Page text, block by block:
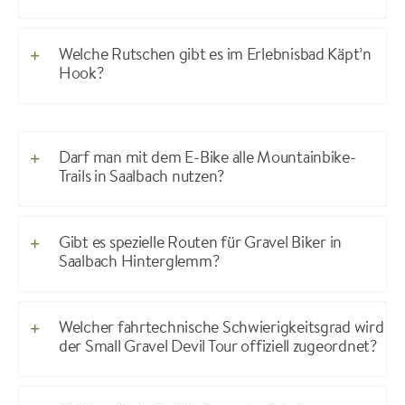
Welche Rutschen gibt es im Erlebnisbad Käpt’n
Hook?
Darf man mit dem E-Bike alle Mountainbike-
Trails in Saalbach nutzen?
Gibt es spezielle Routen für Gravel Biker in
Saalbach Hinterglemm?
Welcher fahrtechnische Schwierigkeitsgrad wird
der Small Gravel Devil Tour offiziell zugeordnet?